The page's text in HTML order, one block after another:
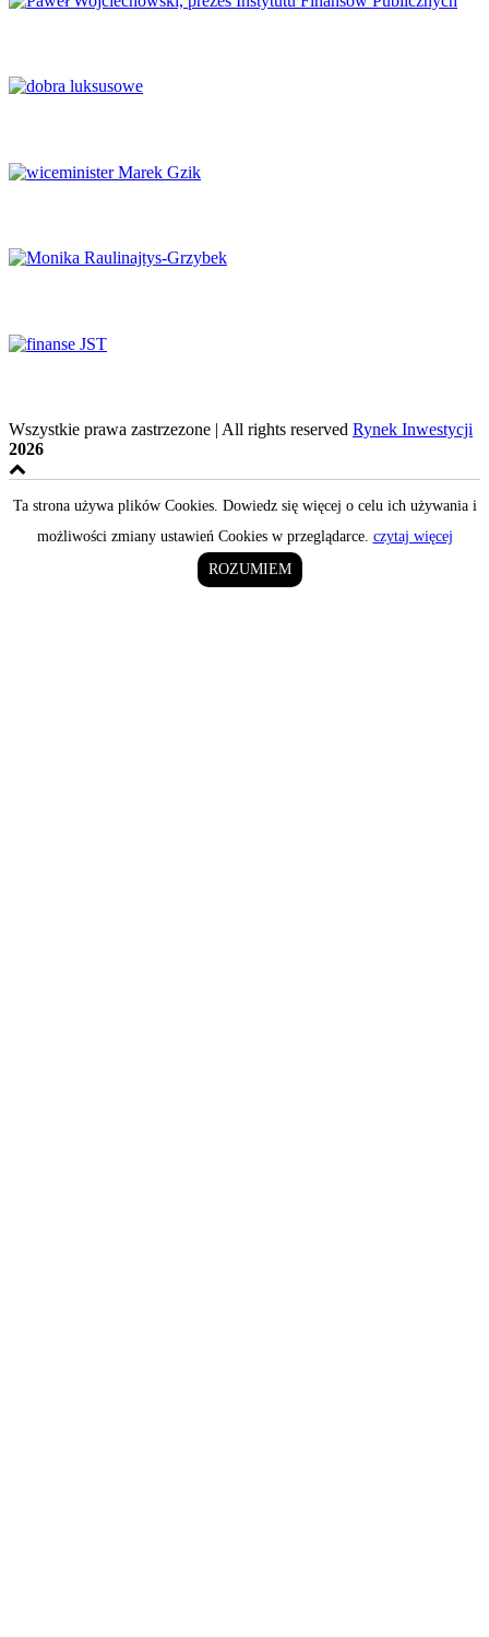
Wszystkie prawa zastrzezone | All rights reserved Rynek Inwestycji
2026
Ta strona używa plików Cookies. Dowiedz się więcej o celu ich używania i
możliwości zmiany ustawień Cookies w przeglądarce. czytaj więcej
ROZUMIEM